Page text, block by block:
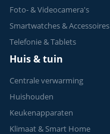
Foto- & Videocamera's
Smartwatches & Accessoires
Telefonie & Tablets
Huis & tuin
Centrale verwarming
Huishouden
Keukenapparaten
Klimaat & Smart Home